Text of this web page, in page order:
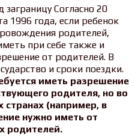
заграницу Согласно 20
1996 года, если ребенок
родителей,
при себе также и
от родителей. В
и сроки поездки.
иметь разрешение
родителя, но во
странах (например, в
нужно иметь от
родителей.